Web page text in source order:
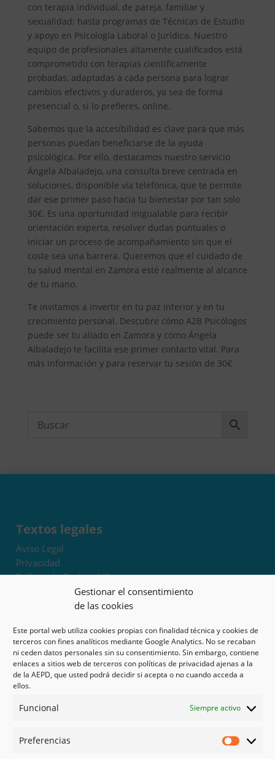
Gestionar el consentimiento
de las cookies
Este portal web utiliza cookies propias con finalidad técnica y cookies de
terceros con fines analíticos mediante Google Analytics. No se recaban
ni ceden datos personales sin su consentimiento. Sin embargo, contiene
enlaces a sitios web de terceros con políticas de privacidad ajenas a la
de la AEPD, que usted podrá decidir si acepta o no cuando acceda a
ellos.
Funcional Siempre activo
Preferencias
con terapia individual, de pareja, familiar y
sexualidad; hasta programas de Técnicas de Estudio
y apoyo en Psicología Laboral o Jurídica. Nuestro
equipo de profesionales altamente cualificados está
comprometido con terapias científicamente
probadas, adaptadas a cada persona para lograr
cambios efectivos y duraderos, ya sea de forma
presencial o, si lo prefieres, online.
Sabemos que la accesibilidad es clave para que más
personas puedan beneficiarse de la ayuda
psicológica. Por ello, destacamos nuestro servicio
Ángela Albaladejo, una consulta breve centrada en
soluciones, disponible vía telefónica, que te permite
dar ese primer paso hacia tu bienestar por tan solo
30€. Es una oportunidad inigualable para recibir
orientación experta, resolver dudas puntuales o
iniciar un proceso de acompañamiento sin que el
coste sea una barrera. Queremos que el cuidado de
tu salud mental en Zamora esté realmente al alcance
de tu mano.
Te invitamos a invertir en tu paz interior y en tu
crecimiento personal. Descubre cómo A2B Psicólogos
puede ser tu aliado en Zamora y cómo Ángela
Albaladejo te facilita ese primer contacto vital. Para
más información y para reservar tu sesión de 30€
Textos legales
Aviso Legal
Privacidad
Política de Cookies UE
Términos y condiciones
Exoneración de responsabilidad
Mapa del sitio
Mi cuenta
Tienda
Psicología en Murcia
Guías
Redes sociales